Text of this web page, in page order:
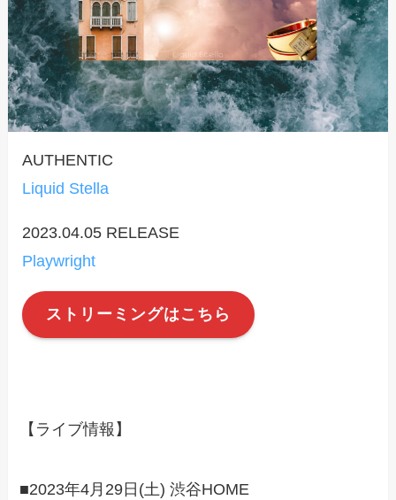
AUTHENTIC
Liquid Stella
2023.04.05 RELEASE
Playwright
ストリーミングはこちら
【ライブ情報】
■2023年4月29日(土) 渋谷HOME